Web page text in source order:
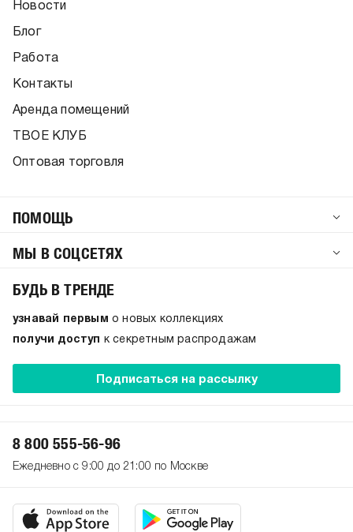
Новости
Блог
Работа
Контакты
Аренда помещений
ТВОЕ КЛУБ
Оптовая торговля
ПОМОЩЬ
МЫ В СОЦСЕТЯХ
БУДЬ В ТРЕНДЕ
узнавай первым о новых коллекциях
получи доступ
к секретным распродажам
Подписаться на рассылку
8 800 555-56-96
Ежедневно с 9:00 до 21:00 по Москве